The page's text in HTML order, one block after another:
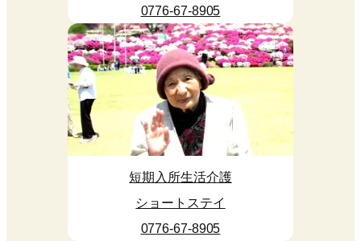
0776-67-8905
短期入所生活介護
ショートステイ
0776-67-8905